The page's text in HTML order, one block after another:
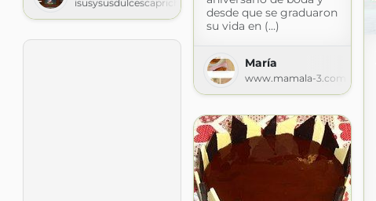
isusysusdulcescaprichos.blogspot.com
desde que se graduaron
su vida en (...)
María
www.mamala-3.com